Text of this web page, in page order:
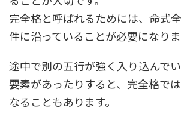
完全格と呼ばれるためには、命式
件に沿っていることが必要になりま
途中で別の五行が強く入り込んで
要素があったりすると、完全格で
なることもあります。